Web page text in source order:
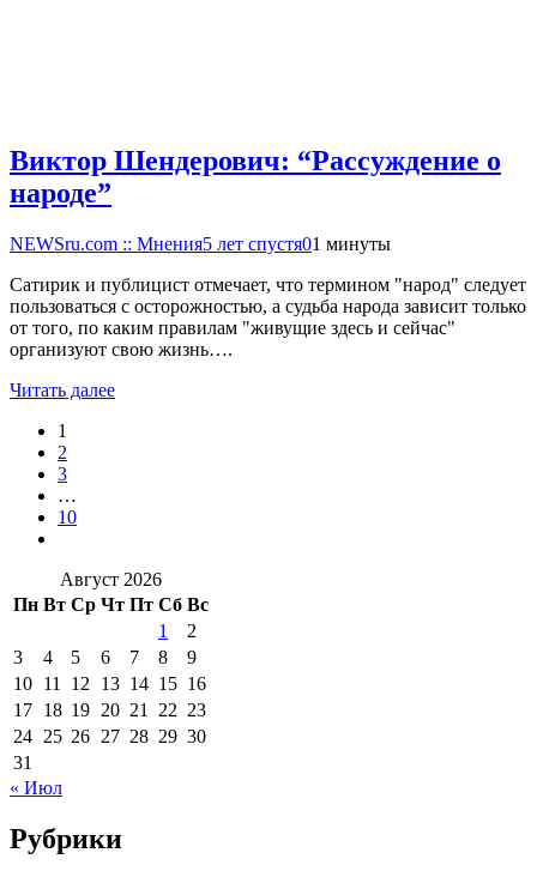
Виктор Шендерович: “Рассуждение о
народе”
NEWSru.com :: Мнения5 лет спустя01 минуты
Сатирик и публицист отмечает, что термином "народ" следует
пользоваться с осторожностью, а судьба народа зависит только
от того, по каким правилам "живущие здесь и сейчас"
организуют свою жизнь….
Читать далее
1
2
3
…
10
Август 2026
Пн Вт Ср Чт Пт Сб Вс
1
2
3
4 5 6 7 8
9
10 11 12 13 14 15 16
17 18 19 20 21 22 23
24 25 26 27 28 29 30
31
« Июл
Рубрики